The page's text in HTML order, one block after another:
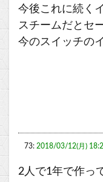
今後これに続く
スチームだとセ
今のスイッチの
73: 2018/03/12(月)
2人で1年で作っ